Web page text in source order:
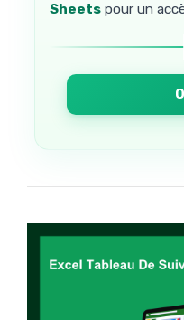
Sheets pour un